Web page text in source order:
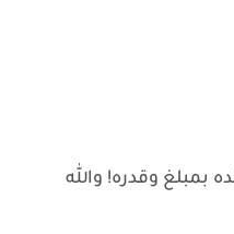
بمبلغ وقدره! والله